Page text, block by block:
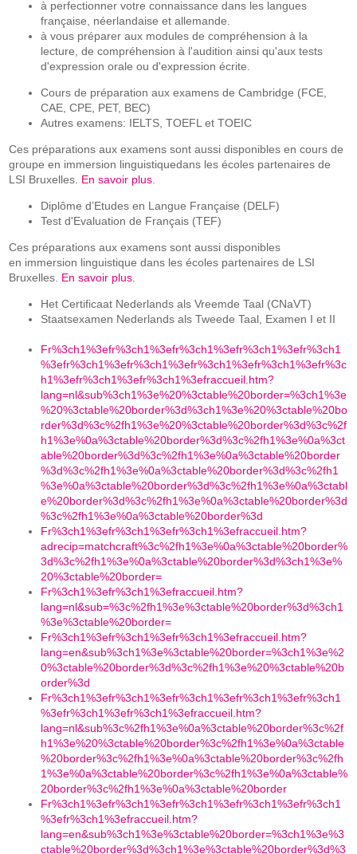
à perfectionner votre connaissance dans les langues
française, néerlandaise et allemande.
à vous préparer aux modules de compréhension à la
lecture, de compréhension à l'audition ainsi qu'aux tests
d'expression orale ou d'expression écrite.
Cours de préparation aux examens de Cambridge (FCE,
CAE, CPE, PET, BEC)
Autres examens: IELTS, TOEFL et TOEIC
Ces préparations aux examens sont aussi disponibles en cours de
groupe en immersion linguistiquedans les écoles partenaires de
LSI Bruxelles. En savoir plus
Diplôme d’Etudes en Langue Française (DELF)
Test d'Evaluation de Français (TEF)
Ces préparations aux examens sont aussi disponibles
en immersion linguistique dans les écoles partenaires de LSI
Bruxelles. En savoir plus
Het Certificaat Nederlands als Vreemde Taal (CNaVT)
Staatsexamen Nederlands als Tweede Taal, Examen I et II
Fr%3ch1%3efr%3ch1%3efr%3ch1%3efr%3ch1%3efr%3ch1
%3efr%3ch1%3efr%3ch1%3efr%3ch1%3efr%3ch1%3efr%3c
h1%3efr%3ch1%3efr%3ch1%3efraccueil.htm?
lang=nl&sub%3ch1%3e%20%3ctable%20border=%3ch1%3e
%20%3ctable%20border%3d%3ch1%3e%20%3ctable%20bo
rder%3d%3c%2fh1%3e%20%3ctable%20border%3d%3c%2f
h1%3e%0a%3ctable%20border%3d%3c%2fh1%3e%0a%3ct
able%20border%3d%3c%2fh1%3e%0a%3ctable%20border
%3d%3c%2fh1%3e%0a%3ctable%20border%3d%3c%2fh1
%3e%0a%3ctable%20border%3d%3c%2fh1%3e%0a%3ctabl
e%20border%3d%3c%2fh1%3e%0a%3ctable%20border%3d
%3c%2fh1%3e%0a%3ctable%20border%3d
Fr%3ch1%3efr%3ch1%3efr%3ch1%3efraccueil.htm?
adrecip=matchcraft%3c%2fh1%3e%0a%3ctable%20border%
3d%3c%2fh1%3e%0a%3ctable%20border%3d%3ch1%3e%
20%3ctable%20border=
Fr%3ch1%3efr%3ch1%3efraccueil.htm?
lang=nl&sub=%3c%2fh1%3e%3ctable%20border%3d%3ch1
%3e%3ctable%20border=
Fr%3ch1%3efr%3ch1%3efr%3ch1%3efraccueil.htm?
lang=en&sub%3ch1%3e%3ctable%20border=%3ch1%3e%2
0%3ctable%20border%3d%3c%2fh1%3e%20%3ctable%20b
order%3d
Fr%3ch1%3efr%3ch1%3efr%3ch1%3efr%3ch1%3efr%3ch1
%3efr%3ch1%3efr%3ch1%3efraccueil.htm?
lang=nl&sub%3c%2fh1%3e%0a%3ctable%20border%3c%2f
h1%3e%20%3ctable%20border%3c%2fh1%3e%0a%3ctable
%20border%3c%2fh1%3e%0a%3ctable%20border%3c%2fh
1%3e%0a%3ctable%20border%3c%2fh1%3e%0a%3ctable%
20border%3c%2fh1%3e%0a%3ctable%20border
Fr%3ch1%3efr%3ch1%3efr%3ch1%3efr%3ch1%3efr%3ch1
%3efr%3ch1%3efraccueil.htm?
lang=en&sub%3ch1%3e%3ctable%20border=%3ch1%3e%3
ctable%20border%3d%3ch1%3e%3ctable%20border%3d%3